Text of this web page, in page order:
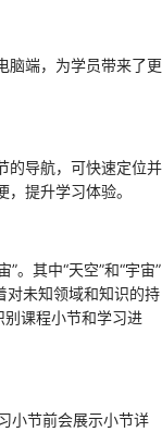
脑端，为学员带来了更
的导航，可快速定位并
提升学习体验。
。其中“天空”和“宇宙”
对未知领域和知识的持
别课程小节和学习进
小节前会展示小节详